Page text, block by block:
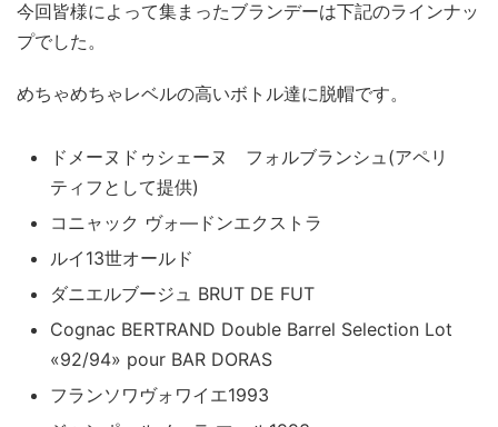
今回皆様によって集まったブランデーは下記のラインナッ
プでした。
めちゃめちゃレベルの高いボトル達に脱帽です。
ドメーヌドゥシェーヌ フォルブランシュ(アペリ
ティフとして提供)
コニャック ヴォ―ドンエクストラ
ルイ13世オールド
ダニエルブージュ BRUT DE FUT
Cognac BERTRAND Double Barrel Selection Lot
«92/94» pour BAR DORAS
フランソワヴォワイエ1993